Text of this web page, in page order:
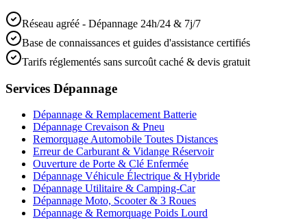
Réseau agréé - Dépannage 24h/24 & 7j/7
Base de connaissances et guides d'assistance certifiés
Tarifs réglementés sans surcoût caché & devis gratuit
Services Dépannage
Dépannage & Remplacement Batterie
Dépannage Crevaison & Pneu
Remorquage Automobile Toutes Distances
Erreur de Carburant & Vidange Réservoir
Ouverture de Porte & Clé Enfermée
Dépannage Véhicule Électrique & Hybride
Dépannage Utilitaire & Camping-Car
Dépannage Moto, Scooter & 3 Roues
Dépannage & Remorquage Poids Lourd